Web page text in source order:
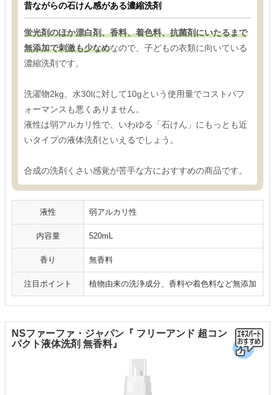
昔ながらの石けん感がある濃縮洗剤
蛍光剤のほか漂白剤、香料、着色料、抗菌剤にいたるまで
無添加で刺激も少なめなので、子どもの衣類に向いている
濃縮洗剤です。
洗濯物2kg、水30lに対して10gという使用量でコストパフ
ォーマンスも悪くありません。
液性は弱アルカリ性で、いわゆる「石けん」にもっとも近
いタイプの液体洗剤といえるでしょう。
合成の洗剤くさい感覚が苦手な方におすすめの商品です。
液性 弱アルカリ性
内容量 520mL
香り 無香料
注目ポイント 植物由来の洗浄成分、香料や着色料など無添加
NSファーファ・ジャパン『 フリーアンド 超コン
パクト液体洗剤 無香料』